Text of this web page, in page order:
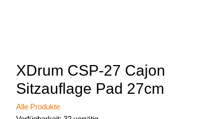
XDrum CSP-27 Cajon
Sitzauflage Pad 27cm
Alle Produkte